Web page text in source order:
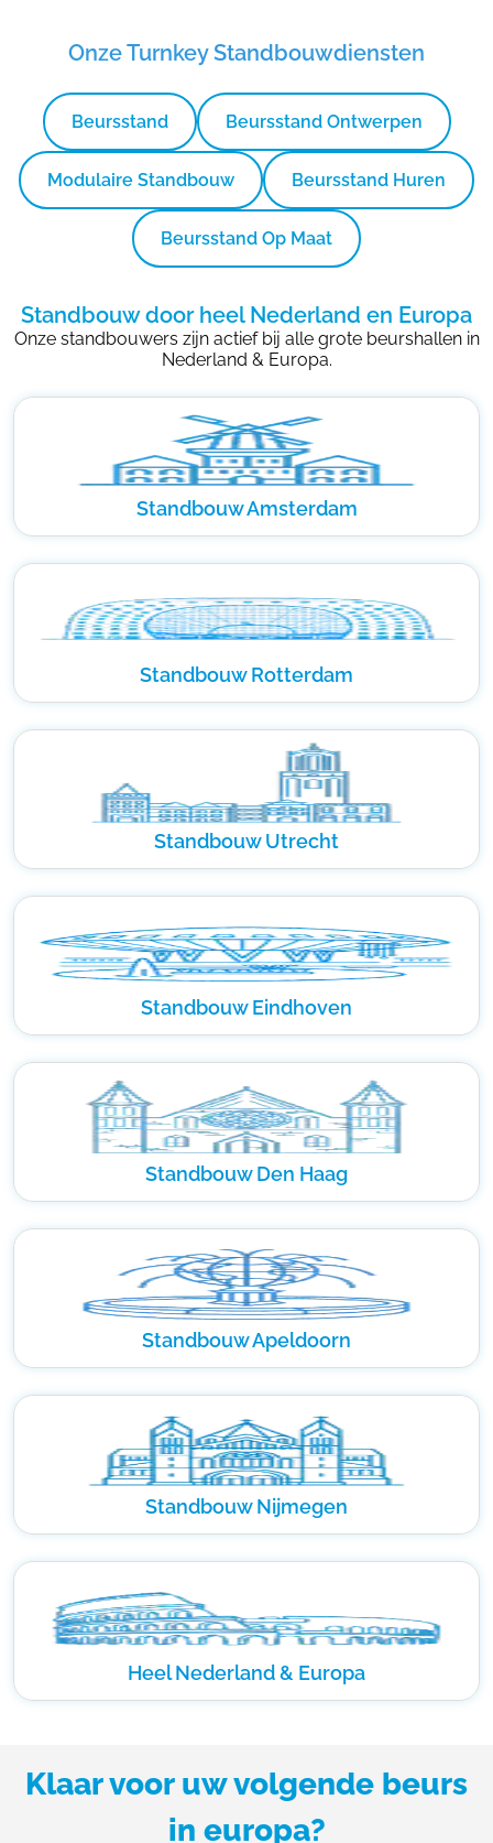
Onze Turnkey Standbouwdiensten
Beursstand Beursstand Ontwerpen
Modulaire Standbouw Beursstand Huren
Beursstand Op Maat
Standbouw door heel Nederland en Europa
Onze standbouwers zijn actief bij alle grote beurshallen in
Nederland & Europa.
Standbouw Amsterdam
Standbouw Rotterdam
Standbouw Utrecht
Standbouw Eindhoven
Standbouw Den Haag
Standbouw Apeldoorn
Standbouw Nijmegen
Heel Nederland & Europa
Klaar voor uw volgende beurs
in europa?